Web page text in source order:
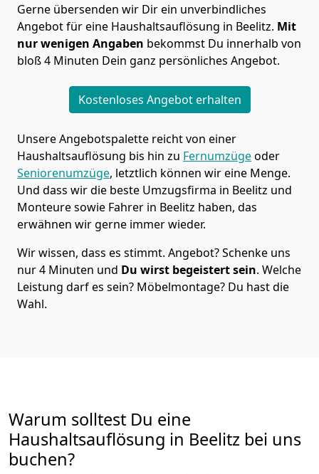
Gerne übersenden wir Dir ein unverbindliches
Angebot für eine Haushaltsauflösung in Beelitz. Mit
nur wenigen Angaben bekommst Du innerhalb von
bloß 4 Minuten Dein ganz persönliches Angebot.
Kostenloses Angebot erhalten
Unsere Angebotspalette reicht von einer
Haushaltsauflösung bis hin zu Fernumzügeoder
Seniorenumzüge, letztlich können wir eine Menge.
Und dass wir die beste Umzugsfirma in Beelitz und
Monteure sowie Fahrer in Beelitz haben, das
erwähnen wir gerne immer wieder.
Wir wissen, dass es stimmt. Angebot? Schenke uns
nur 4 Minuten und Du wirst begeistert sein. Welche
Leistung darf es sein? Möbelmontage? Du hast die
Wahl.
Warum solltest Du eine
Haushaltsauflösung in Beelitz bei uns
buchen?